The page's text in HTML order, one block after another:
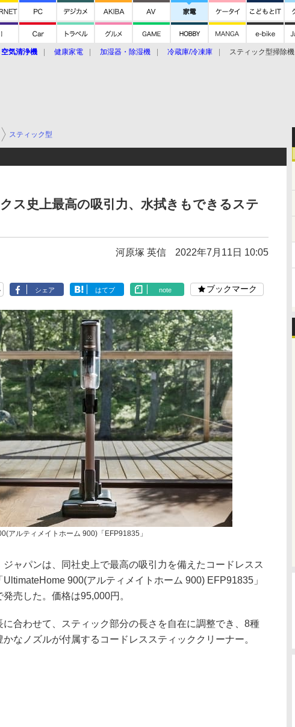
空気清浄機 健康家電 加湿器・除湿機 冷蔵庫/冷凍庫 スティック型掃除機
スティック型
ス史上最高の吸引力、水拭きもできるステ
河原塚 英信 2022年7月11日 10:05
シェア はてブ note ブックマーク
アルティメイトホーム 900)「EFP91835」
ャパンは、同社史上で最高の吸引力を備えたコードレスス
900(アルティメイトホーム 900) EFP91835」
売した。価格は95,000円。
合わせて、スティック部分の長さを自在に調整でき、8種
なノズルが付属するコードレススティッククリーナー。